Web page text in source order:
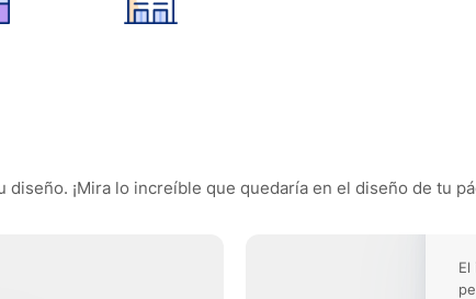
diseño. ¡Mira lo increíble que quedaría en el diseño de tu
El